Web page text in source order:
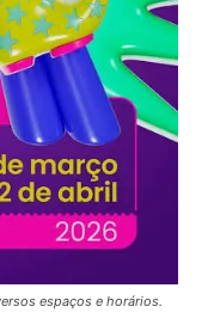
espaços e horários.